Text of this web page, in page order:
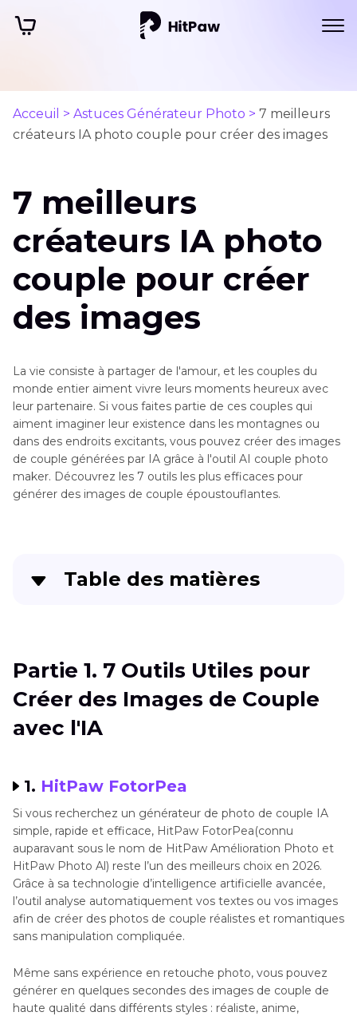
Acceuil > Astuces Générateur Photo > 7 meilleurs
créateurs IA photo couple pour créer des images
7 meilleurs
créateurs IA photo
couple pour créer
des images
La vie consiste à partager de l'amour, et les couples du
monde entier aiment vivre leurs moments heureux avec
leur partenaire. Si vous faites partie de ces couples qui
aiment imaginer leur existence dans les montagnes ou
dans des endroits excitants, vous pouvez créer des images
de couple générées par IA grâce à l'outil AI couple photo
maker. Découvrez les 7 outils les plus efficaces pour
générer des images de couple époustouflantes.
Table des matières
Partie 2. FAQs sur des Photos de Couple IA
Partie 1. 7 Outils Utiles pour
Créer des Images de Couple
avec l'IA
1. HitPaw FotorPea
Si vous recherchez un générateur de photo de couple IA
simple, rapide et efficace, HitPaw FotorPea(connu
auparavant sous le nom de HitPaw Amélioration Photo et
HitPaw Photo Al) reste l’un des meilleurs choix en 2026.
Grâce à sa technologie d’intelligence artificielle avancée,
l’outil analyse automatiquement vos textes ou vos images
afin de créer des photos de couple réalistes et romantiques
sans manipulation compliquée.
Même sans expérience en retouche photo, vous pouvez
générer en quelques secondes des images de couple de
haute qualité dans différents styles : réaliste, anime,